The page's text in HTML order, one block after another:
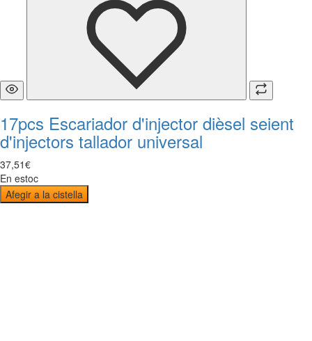
17pcs Escariador d'injector dièsel seient
d'injectors tallador universal
37,51€
En estoc
Afegir a la cistella